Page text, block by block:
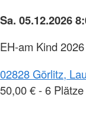
Sa. 05.12.2026
EH-am Kind 2026
02828 Görlitz,
50,00 € - 6